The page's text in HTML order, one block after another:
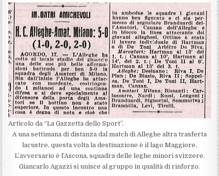
Articolo da “La Gazzetta dello Sport”.
A una settimana di distanza dal match di Alleghe altra trasferta
lacustre, questa volta la destinazione è il lago Maggiore.
L’avversario è l’Ascona, squadra delle leghe minori svizzere.
Giancarlo Agazzi si unisce al gruppo in qualità di rinforzo.